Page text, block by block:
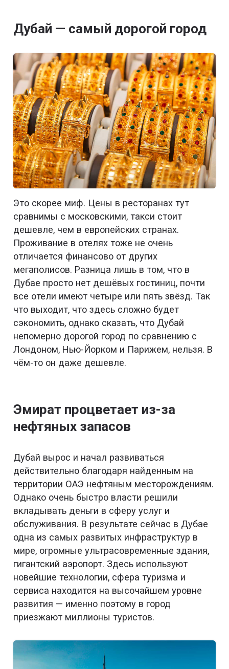
Дубай — самый дорогой город
Это скорее миф. Цены в ресторанах тут
сравнимы с московскими, такси стоит
дешевле, чем в европейских странах.
Проживание в отелях тоже не очень
отличается финансово от других
мегаполисов. Разница лишь в том, что в
Дубае просто нет дешёвых гостиниц, почти
все отели имеют четыре или пять звёзд. Так
что выходит, что здесь сложно будет
сэкономить, однако сказать, что Дубай
непомерно дорогой город по сравнению с
Лондоном, Нью-Йорком и Парижем, нельзя. В
чём-то он даже дешевле.
Эмират процветает из-за
нефтяных запасов
Дубай вырос и начал развиваться
действительно благодаря найденным на
территории ОАЭ нефтяным месторождениям.
Однако очень быстро власти решили
вкладывать деньги в сферу услуг и
обслуживания. В результате сейчас в Дубае
одна из самых развитых инфраструктур в
мире, огромные ультрасовременные здания,
гигантский аэропорт. Здесь используют
новейшие технологии, сфера туризма и
сервиса находится на высочайшем уровне
развития — именно поэтому в город
приезжают миллионы туристов.